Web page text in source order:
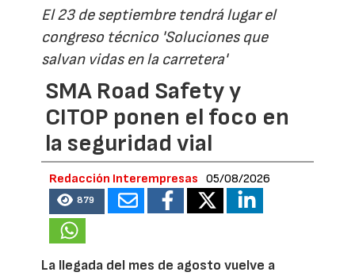
El 23 de septiembre tendrá lugar el
congreso técnico 'Soluciones que
salvan vidas en la carretera'
SMA Road Safety y
CITOP ponen el foco en
la seguridad vial
Redacción Interempresas 05/08/2026
879
La llegada del mes de agosto vuelve a